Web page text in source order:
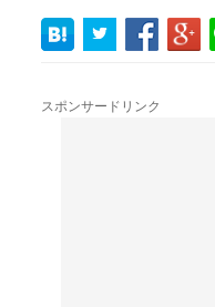
スポンサードリンク